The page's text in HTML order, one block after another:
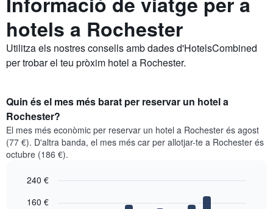
hotels a Rochester
Utilitza els nostres consells amb dades d'HotelsCombined
per trobar el teu pròxim hotel a Rochester.
Quin és el mes més barat per reservar un hotel a
Rochester?
El mes més econòmic per reservar un hotel a Rochester és agost
(77 €). D'altra banda, el mes més car per allotjar-te a Rochester és
octubre (186 €).
chart
graphic.
160 €
240 €